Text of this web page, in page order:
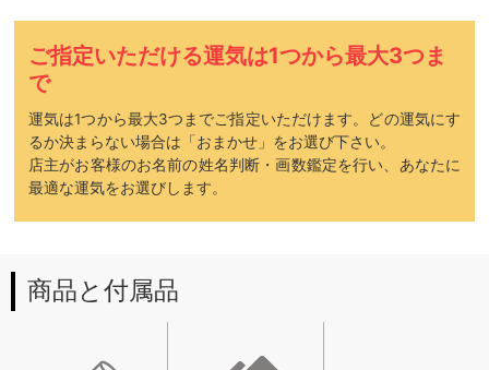
ご指定いただける運気は1つから最大3つま
で
運気は1つから最大3つまでご指定いただけます。どの運気にす
るか決まらない場合は「おまかせ」をお選び下さい。
店主がお客様のお名前の姓名判断・画数鑑定を行い、あなたに
最適な運気をお選びします。
商品と付属品